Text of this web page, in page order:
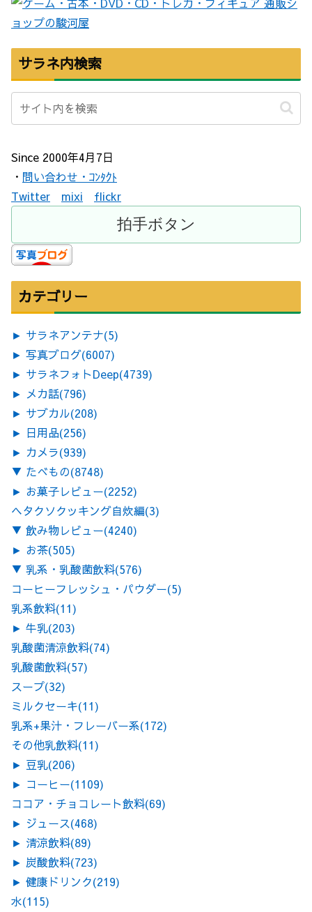
サラネ内検索
Since 2000年4月7日
・ 問い合わせ・ｺﾝﾀｸﾄ
Twitter
mixi flickr
カテゴリー
► サラネアンテナ(5)
► 写真ブログ(6007)
► サラネフォトDeep(4739)
► メカ話(796)
► サブカル(208)
► 日用品(256)
► カメラ(939)
▼ たべもの(8748)
► お菓子レビュー(2252)
ヘタクソクッキング自炊編(3)
▼ 飲み物レビュー(4240)
► お茶(505)
▼ 乳系・乳酸菌飲料(576)
コーヒーフレッシュ・パウダー(5)
乳系飲料(11)
► 牛乳(203)
乳酸菌清涼飲料(74)
乳酸菌飲料(57)
スープ(32)
ミルクセーキ(11)
乳系+果汁・フレーバー系(172)
その他乳飲料(11)
► 豆乳(206)
► コーヒー(1109)
ココア・チョコレート飲料(69)
► ジュース(468)
► 清涼飲料(89)
► 炭酸飲料(723)
► 健康ドリンク(219)
水(115)